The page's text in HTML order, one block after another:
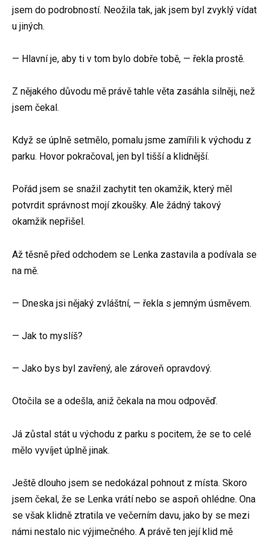
jsem do podrobností. Neožila tak, jak jsem byl zvyklý vídat
u jiných.
— Hlavní je, aby ti v tom bylo dobře tobě, — řekla prostě.
Z nějakého důvodu mě právě tahle věta zasáhla silněji, než
jsem čekal.
Když se úplně setmělo, pomalu jsme zamířili k východu z
parku. Hovor pokračoval, jen byl tišší a klidnější.
Pořád jsem se snažil zachytit ten okamžik, který měl
potvrdit správnost mojí zkoušky. Ale žádný takový
okamžik nepřišel.
Až těsně před odchodem se Lenka zastavila a podívala se
na mě.
— Dneska jsi nějaký zvláštní, — řekla s jemným úsměvem.
— Jak to myslíš?
— Jako bys byl zavřený, ale zároveň opravdový.
Otočila se a odešla, aniž čekala na mou odpověď.
Já zůstal stát u východu z parku s pocitem, že se to celé
mělo vyvíjet úplně jinak.
Ještě dlouho jsem se nedokázal pohnout z místa. Skoro
jsem čekal, že se Lenka vrátí nebo se aspoň ohlédne. Ona
se však klidně ztratila ve večerním davu, jako by se mezi
námi nestalo nic výjimečného. A právě ten její klid mě